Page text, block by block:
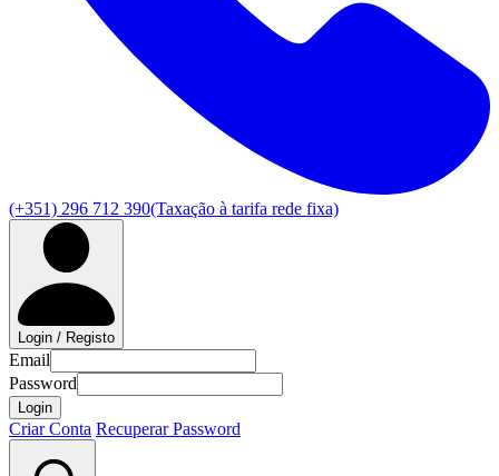
(+351) 296 712 390(Taxação à tarifa rede fixa)
Login / Registo
Email
Password
Login
Criar Conta Recuperar Password